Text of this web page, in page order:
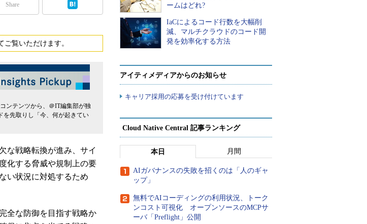
Share
ご覧いただけます。
ンテンツから、＠IT編集部が独
を先取りし「今、何が起きてい
な戦略転換が進み、サイ
化する脅威や規制上の要
い状況に対処するため
全な防御を目指す戦略か
ームはどれ?
IaCによるコード行数を大幅削
減、マルチクラウドのコード開
発を効率化する方法
アイティメディアからのお知らせ
キャリア採用の応募を受け付けています
Cloud Native Central 記事ランキング
本日 月間
AIガバナンスの失敗を招くのは「人のギャ
ップ」
無料でAIコーディングの利用状況、トーク
ンコスト可視化 オープンソースのMCPサ
ーバ「Preflight」公開